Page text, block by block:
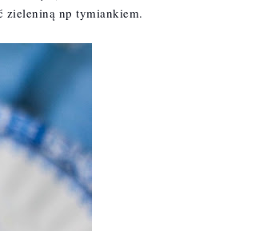
zieleniną np tymiankiem.